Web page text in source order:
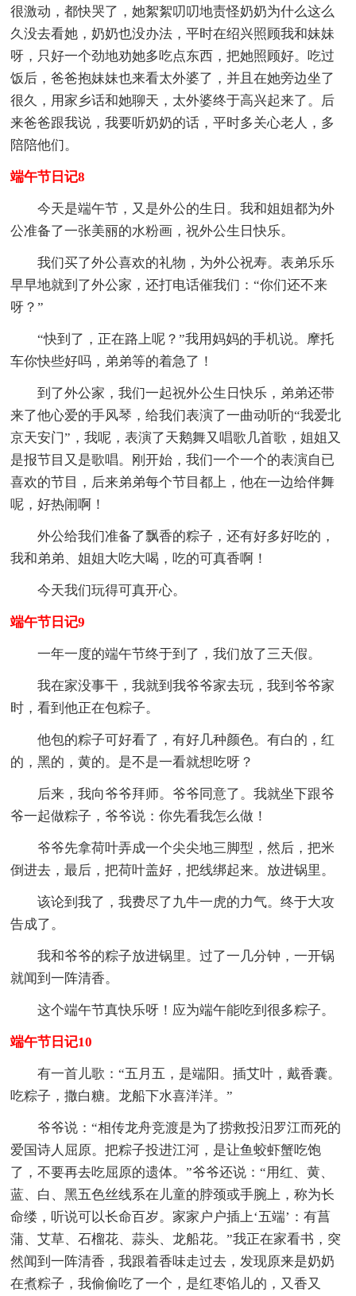
很激动，都快哭了，她絮絮叨叨地责怪奶奶为什么这么
久没去看她，奶奶也没办法，平时在绍兴照顾我和妹妹
呀，只好一个劲地劝她多吃点东西，把她照顾好。吃过
饭后，爸爸抱妹妹也来看太外婆了，并且在她旁边坐了
很久，用家乡话和她聊天，太外婆终于高兴起来了。后
来爸爸跟我说，我要听奶奶的话，平时多关心老人，多
陪陪他们。
端午节日记8
今天是端午节，又是外公的生日。我和姐姐都为外
公准备了一张美丽的水粉画，祝外公生日快乐。
我们买了外公喜欢的礼物，为外公祝寿。表弟乐乐
早早地就到了外公家，还打电话催我们：“你们还不来
呀？”
“快到了，正在路上呢？”我用妈妈的手机说。摩托
车你快些好吗，弟弟等的着急了！
到了外公家，我们一起祝外公生日快乐，弟弟还带
来了他心爱的手风琴，给我们表演了一曲动听的“我爱北
京天安门”，我呢，表演了天鹅舞又唱歌几首歌，姐姐又
是报节目又是歌唱。刚开始，我们一个一个的表演自已
喜欢的节目，后来弟弟每个节目都上，他在一边给伴舞
呢，好热闹啊！
外公给我们准备了飘香的粽子，还有好多好吃的，
我和弟弟、姐姐大吃大喝，吃的可真香啊！
今天我们玩得可真开心。
端午节日记9
一年一度的端午节终于到了，我们放了三天假。
我在家没事干，我就到我爷爷家去玩，我到爷爷家
时，看到他正在包粽子。
他包的粽子可好看了，有好几种颜色。有白的，红
的，黑的，黄的。是不是一看就想吃呀？
后来，我向爷爷拜师。爷爷同意了。我就坐下跟爷
爷一起做粽子，爷爷说：你先看我怎么做！
爷爷先拿荷叶弄成一个尖尖地三脚型，然后，把米
倒进去，最后，把荷叶盖好，把线绑起来。放进锅里。
该论到我了，我费尽了九牛一虎的力气。终于大攻
告成了。
我和爷爷的粽子放进锅里。过了一几分钟，一开锅
就闻到一阵清香。
这个端午节真快乐呀！应为端午能吃到很多粽子。
端午节日记10
有一首儿歌：“五月五，是端阳。插艾叶，戴香囊。
吃粽子，撒白糖。龙船下水喜洋洋。”
爷爷说：“相传龙舟竞渡是为了捞救投汨罗江而死的
爱国诗人屈原。把粽子投进江河，是让鱼蛟虾蟹吃饱
了，不要再去吃屈原的遗体。”爷爷还说：“用红、黄、
蓝、白、黑五色丝线系在儿童的脖颈或手腕上，称为长
命缕，听说可以长命百岁。家家户户插上‘五端’：有菖
蒲、艾草、石榴花、蒜头、龙船花。”我正在家看书，突
然闻到一阵清香，我跟着香味走过去，发现原来是奶奶
在煮粽子，我偷偷吃了一个，是红枣馅儿的，又香又